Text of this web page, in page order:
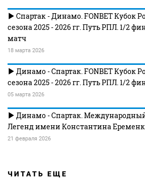
Спартак - Динамо. FONBET Кубок
сезона 2025 - 2026 гг. Путь РПЛ. 1/2
матч
18 марта 2026
Динамо - Спартак. FONBET Кубок
сезона 2025 - 2026 гг. Путь РПЛ. 1/2
05 марта 2026
Динамо - Спартак.
Легенд имени Константина
21 февраля 2026
ЧИТАТЬ ЕЩЕ